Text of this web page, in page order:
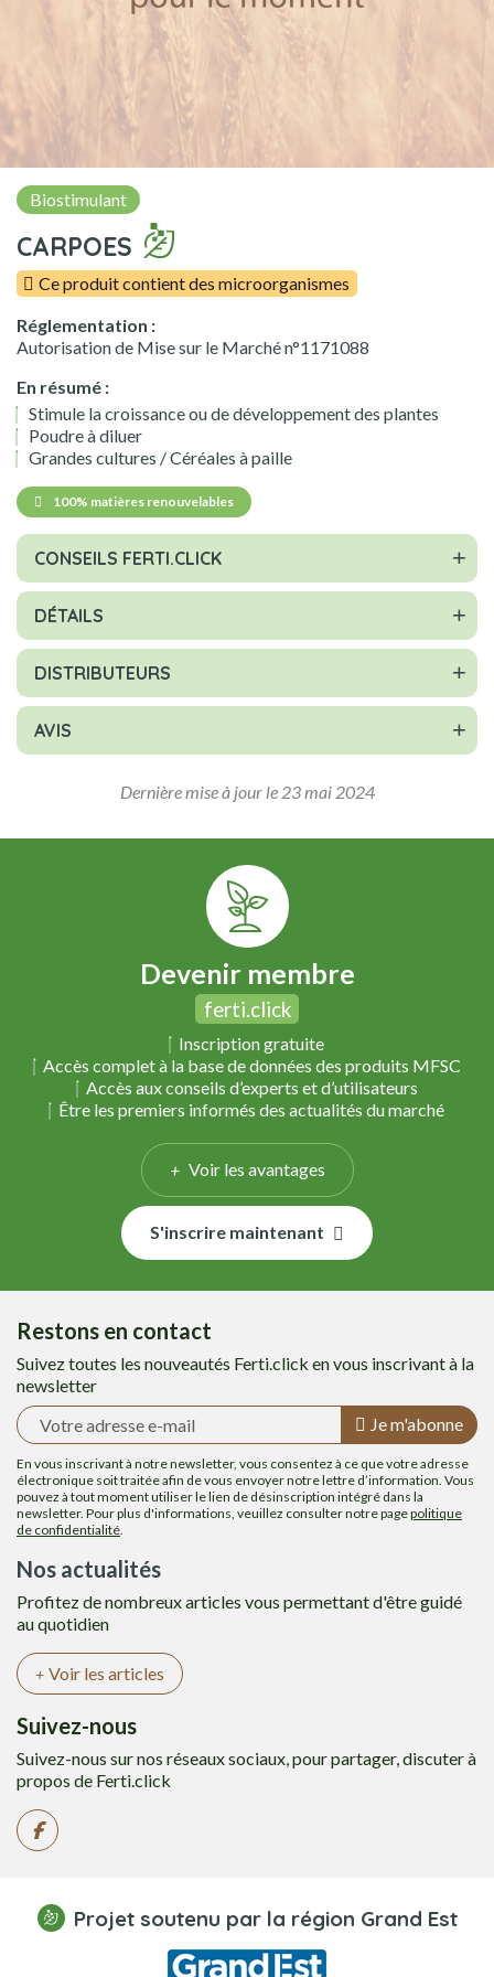
Biostimulant
CARPOES
Ce produit contient des microorganismes
Réglementation :
Autorisation de Mise sur le Marché n°1171088
En résumé :
Stimule la croissance ou de développement des plantes
Poudre à diluer
Grandes cultures / Céréales à paille
100% matières renouvelables
CONSEILS FERTI.CLICK
DÉTAILS
DISTRIBUTEURS
AVIS
Dernière mise à jour le 23 mai 2024
Devenir membre
ferti.click
Inscription gratuite
Accès complet à la base de données des produits MFSC
Accès aux conseils d’experts et d’utilisateurs
Être les premiers informés des actualités du marché
Voir les avantages
S'inscrire maintenant
Restons en contact
Suivez toutes les nouveautés Ferti.click en vous inscrivant à la
newsletter
Je m'abonne
En vous inscrivant à notre newsletter, vous consentez à ce que votre adresse
électronique soit traitée afin de vous envoyer notre lettre d’information. Vous
pouvez à tout moment utiliser le lien de désinscription intégré dans la
newsletter. Pour plus d'informations, veuillez consulter notre pagepolitique
de confidentialité
Nos actualités
Profitez de nombreux articles vous permettant d'être guidé
au quotidien
Voir les articles
Suivez-nous
Suivez-nous sur nos réseaux sociaux, pour partager, discuter à
propos de Ferti.click
Projet soutenu par la région Grand Est